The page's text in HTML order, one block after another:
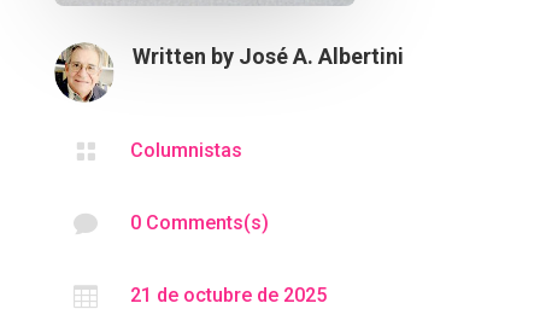
Written by José A. Albertini
 Columnistas
 0 Comments(s)
 21 de octubre de 2025